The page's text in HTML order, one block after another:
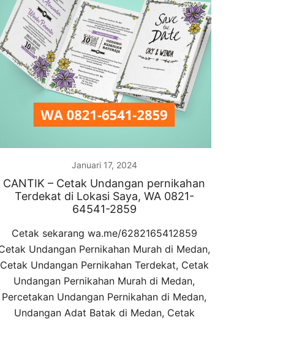
Januari 17, 2024
CANTIK – Cetak Undangan pernikahan
Terdekat di Lokasi Saya, WA 0821-
64541-2859
Cetak sekarang wa.me/6282165412859
Undangan Pernikahan Murah di Medan,
Cetak Undangan Pernikahan Terdekat, Cetak
Undangan Pernikahan Murah di Medan,
Percetakan Undangan Pernikahan di Medan,
Undangan Adat Batak di Medan, Cetak